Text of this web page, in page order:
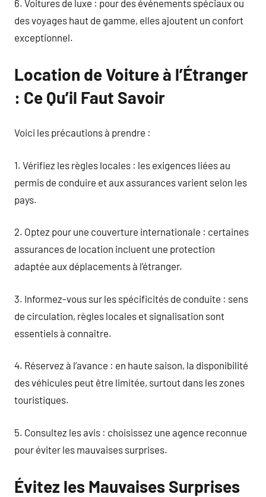
6. Voitures de luxe : pour des événements spéciaux ou
des voyages haut de gamme, elles ajoutent un confort
exceptionnel.
Location de Voiture à l’Étranger
: Ce Qu’il Faut Savoir
Voici les précautions à prendre :
1. Vérifiez les règles locales : les exigences liées au
permis de conduire et aux assurances varient selon les
pays.
2. Optez pour une couverture internationale : certaines
assurances de location incluent une protection
adaptée aux déplacements à l’étranger.
3. Informez-vous sur les spécificités de conduite : sens
de circulation, règles locales et signalisation sont
essentiels à connaître.
4. Réservez à l’avance : en haute saison, la disponibilité
des véhicules peut être limitée, surtout dans les zones
touristiques.
5. Consultez les avis : choisissez une agence reconnue
pour éviter les mauvaises surprises.
Évitez les Mauvaises Surprises